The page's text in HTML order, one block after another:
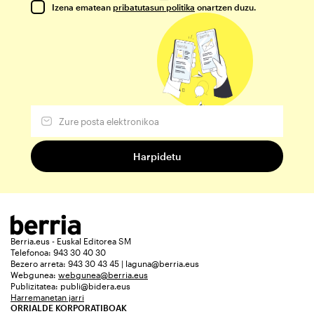
Izena ematean pribatutasun politika onartzen duzu.
Berria.eus - Euskal Editorea SM
Telefonoa: 943 30 40 30
Bezero arreta: 943 30 43 45 | laguna@berria.eus
Webgunea: webgunea@berria.eus
Publizitatea: publi@bidera.eus
Harremanetan jarri
ORRIALDE KORPORATIBOAK